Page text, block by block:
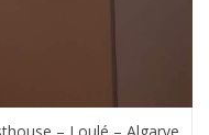
– Loulé – Algarve